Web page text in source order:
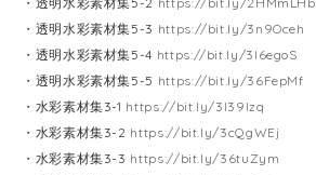
・透明水彩素材集5-3 https://bit.ly/3n9Oceh
・透明水彩素材集5-4 https://bit.ly/3l6egoS
・透明水彩素材集5-5 https://bit.ly/36FepMf
・水彩素材集3-1 https://bit.ly/3l39Izq
・水彩素材集3-2 https://bit.ly/3cQgWEj
・水彩素材集3-3 https://bit.ly/36tuZym